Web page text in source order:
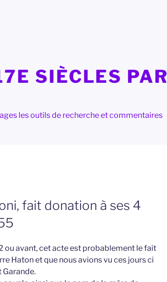
SIÈCLES PAR
les outils de recherche et commentaires
fait donation à ses 4
ou avant, cet acte est probablement le fait
Haton et que nous avions vu ces jours ci
Garande.